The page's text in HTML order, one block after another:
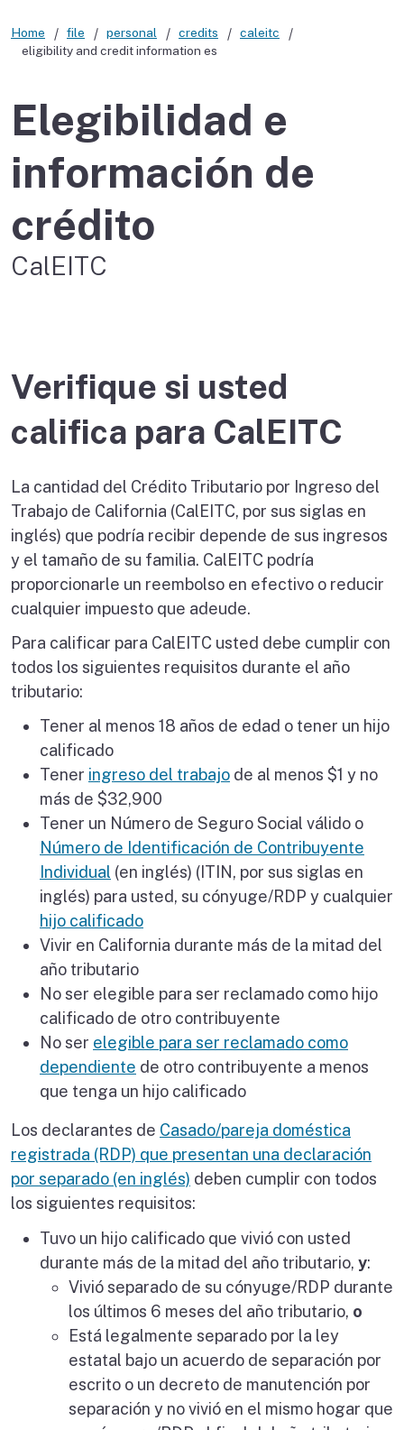
Home file personal credits
caleitc
eligibility and credit information es
Elegibilidad e
información de
crédito
CalEITC
Verifique si usted
califica para CalEITC
La cantidad del Crédito Tributario por Ingreso del
Trabajo de California (CalEITC, por sus siglas en
inglés) que podría recibir depende de sus ingresos
y el tamaño de su familia. CalEITC podría
proporcionarle un reembolso en efectivo o reducir
cualquier impuesto que adeude.
Para calificar para CalEITC usted debe cumplir con
todos los siguientes requisitos durante el año
tributario:
Tener al menos 18 años de edad o tener un hijo
calificado
Tener ingreso del trabajo de al menos $1 y no
más de $32,900
Tener un Número de Seguro Social válido o
Número de Identificación de Contribuyente
Individual (en inglés) (ITIN, por sus siglas en
inglés) para usted, su cónyuge/RDP y cualquier
hijo calificado
Vivir en California durante más de la mitad del
año tributario
No ser elegible para ser reclamado como hijo
calificado de otro contribuyente
No ser elegible para ser reclamado como
dependiente de otro contribuyente a menos
que tenga un hijo calificado
Los declarantes de Casado/pareja doméstica
registrada (RDP) que presentan una declaración
por separado (en inglés) deben cumplir con todos
los siguientes requisitos:
Tuvo un hijo calificado que vivió con usted
durante más de la mitad del año tributario, y:
Vivió separado de su cónyuge/RDP durante
los últimos 6 meses del año tributario, o
Está legalmente separado por la ley
estatal bajo un acuerdo de separación por
escrito o un decreto de manutención por
separación y no vivió en el mismo hogar que